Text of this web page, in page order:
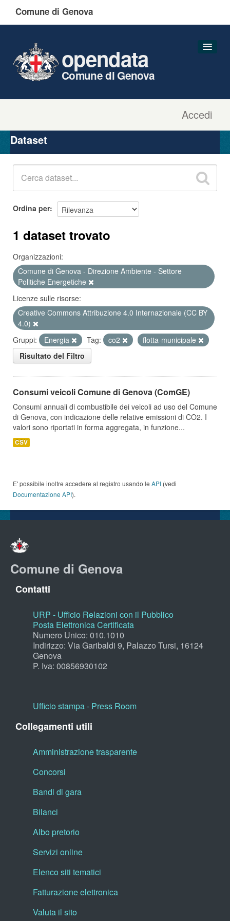
Comune di Genova
Accedi
opendata
Comune di Genova
Organizzazioni
Gruppi
Dataset
Ordina per
1 dataset trovato
Organizzazioni:
Comune di Genova - Direzione Ambiente - Settore
Politiche Energetiche
Licenze sulle risorse:
Creative Commons Attribuzione 4.0 Internazionale (CC BY
4.0)
Gruppi:
Energia Tag: co2
flotta-municipale
Risultato del Filtro
Consumi veicoli Comune di Genova (ComGE)
Consumi annuali di combustibile dei veicoli ad uso del Comune
di Genova, con indicazione delle relative emissioni di CO2. I
valori sono riportati in forma aggregata, in funzione...
CSV
E' possibile inoltre accedere al registro usando le API (vedi
Documentazione API).
Comune di Genova
Contatti
URP - Ufficio Relazioni con il Pubblico
Posta Elettronica Certificata
Numero Unico: 010.1010
Indirizzo: Via Garibaldi 9, Palazzo Tursi, 16124
Genova
P. Iva: 00856930102
Ufficio stampa - Press Room
Collegamenti utili
Amministrazione trasparente
Concorsi
Bandi di gara
Bilanci
Albo pretorio
Servizi online
Elenco siti tematici
Fatturazione elettronica
Valuta il sito